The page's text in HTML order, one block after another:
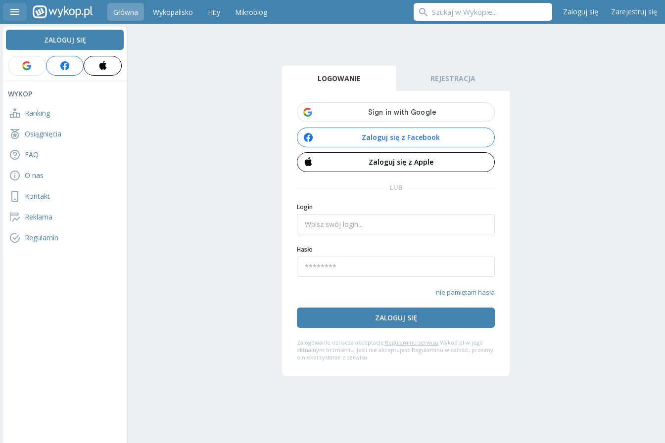
Główna Wykopalisko Hity Mikroblog Zaloguj się Zarejestruj się
ZALOGUJ SIĘ
WYKOP
Ranking
Osiągnięcia
FAQ
O nas
Kontakt
Reklama
Regulamin
LOGOWANIE REJESTRACJA
Zaloguj się z Facebook
Zaloguj się z Apple
LUB
Login
Hasło
nie pamiętam hasła
ZALOGUJ SIĘ
Zalogowanie oznacza akceptację Regulaminu serwisu Wykop.pl w jego
aktualnym brzmieniu. Jeśli nie akceptujesz Regulaminu w całości, prosimy
o niekorzystanie z serwisu.